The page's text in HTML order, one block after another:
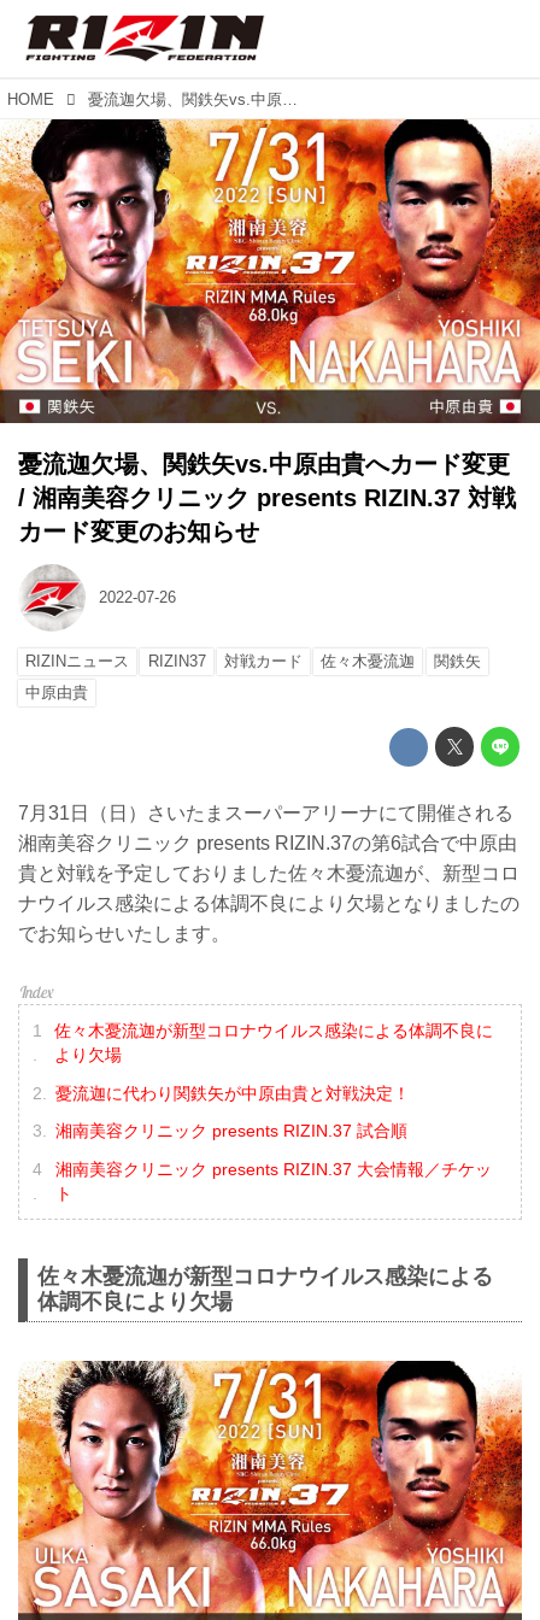
HOME 憂流迦欠場、関鉄矢vs.中原由貴へカード変更 / 湘南美容クリニック presents RIZIN.37 対戦カード変更のお知らせ
憂流迦欠場、関鉄矢vs.中原由貴へカード変更
/ 湘南美容クリニック presents RIZIN.37 対戦
カード変更のお知らせ
2022-07-26
RIZINニュース RIZIN37 対戦カード 佐々木憂流迦
関鉄矢
中原由貴
7月31日（日）さいたまスーパーアリーナにて開催される
湘南美容クリニック presents RIZIN.37の第6試合で中原由
貴と対戦を予定しておりました佐々木憂流迦が、新型コロ
ナウイルス感染による体調不良により欠場となりましたの
でお知らせいたします。
佐々木憂流迦が新型コロナウイルス感染による体調不良に
より欠場
憂流迦に代わり関鉄矢が中原由貴と対戦決定！
湘南美容クリニック presents RIZIN.37 試合順
湘南美容クリニック presents RIZIN.37 大会情報／チケッ
ト
佐々木憂流迦が新型コロナウイルス感染による
体調不良により欠場